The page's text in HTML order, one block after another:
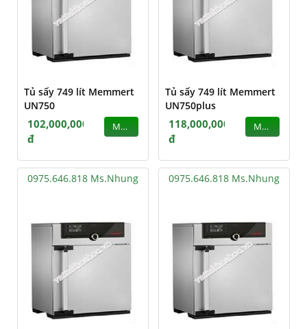
Tủ sấy 749 lít Memmert
UN750
102,000,000
đ
MUA
Tủ sấy 749 lít Memmert
UN750plus
118,000,000
đ
MUA
0975.646.818 Ms.Nhung 0975.646.818 Ms.Nhung